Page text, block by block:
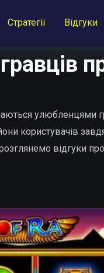
Стратегії Відгуки
улюбленцями
користувачів
відгуки